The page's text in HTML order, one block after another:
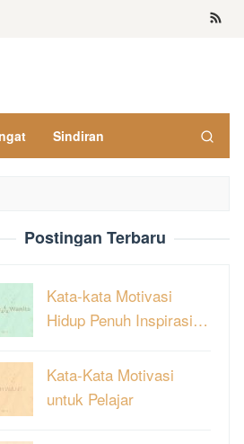
Sindiran
Postingan Terbaru
Kata-kata Motivasi
Hidup Penuh Inspirasi…
Kata-Kata Motivasi
untuk Pelajar